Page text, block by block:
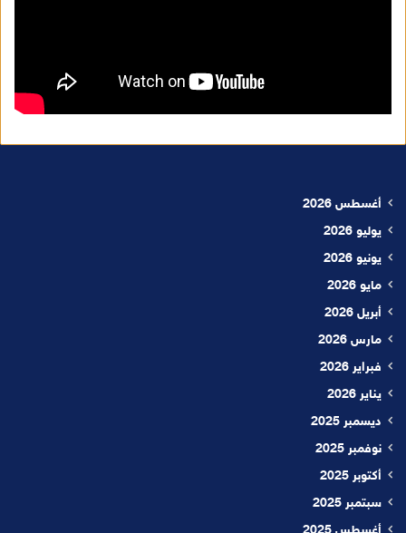
أغسطس 2026
يوليو 2026
يونيو 2026
مايو 2026
أبريل 2026
مارس 2026
فبراير 2026
يناير 2026
ديسمبر 2025
نوفمبر 2025
أكتوبر 2025
سبتمبر 2025